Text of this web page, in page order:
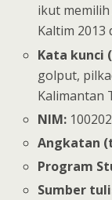
ikut
Kaltim 2013
Kata kunci
golput,
Kalimantan
NIM:
Angkatan
Program
Sumber